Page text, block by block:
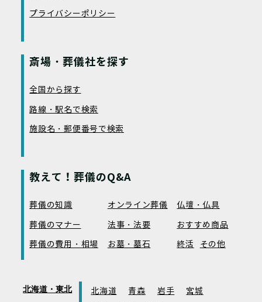
プライバシーポリシー
斎場・葬儀社を探す
全国から探す
路線・駅名で検索
施設名・郵便番号で検索
教えて！葬儀のQ&A
葬儀の知識 オンライン葬儀
仏壇・仏具
葬儀のマナー
法事・法要
おすすめ商品
葬儀の費用・相場
お墓・墓石 終活 その他
北海道・東北 北海道 青森 岩手
宮城